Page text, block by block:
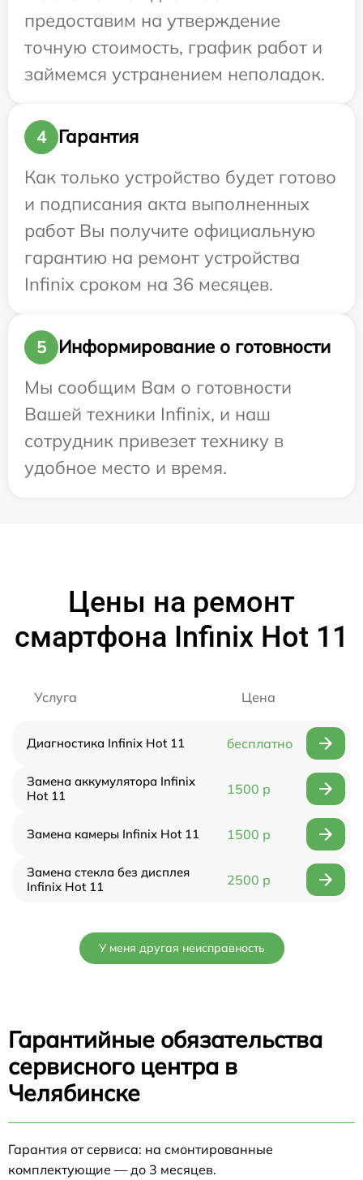
предоставим на утверждение
точную стоимость, график работ и
займемся устранением неполадок.
4
Гарантия
Как только устройство будет готово
и подписания акта выполненных
работ Вы получите официальную
гарантию на ремонт устройства
Infinix сроком на 36 месяцев.
5
Информирование о готовности
Мы сообщим Вам о готовности
Вашей техники Infinix, и наш
сотрудник привезет технику в
удобное место и время.
Цены на ремонт
смартфона Infinix Hot 11
Услуга Цена
Диагностика Infinix Hot 11 бесплатно
Замена аккумулятора Infinix
Hot 11
1500 р
Замена камеры Infinix Hot 11 1500 р
Замена стекла без дисплея
Infinix Hot 11
2500 р
У меня другая неисправность
Гарантийные обязательства
сервисного центра в
Челябинске
Гарантия от сервиса: на смонтированные
комплектующие — до 3 месяцев.